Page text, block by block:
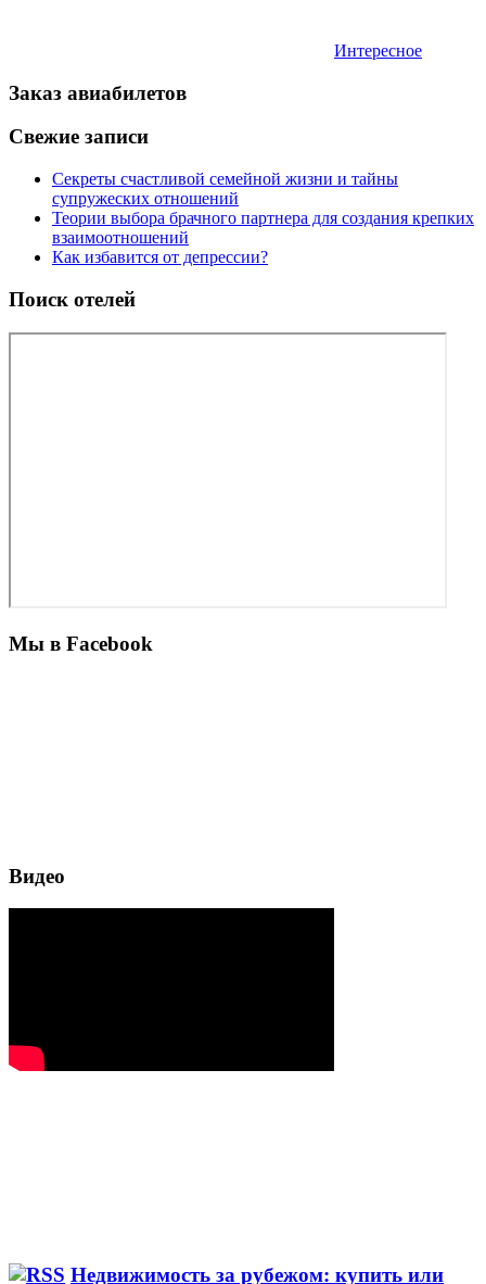
Интересное
Заказ авиабилетов
Свежие записи
Секреты счастливой семейной жизни и тайны
супружеских отношений
Теории выбора брачного партнера для создания крепких
взаимоотношений
Как избавится от депрессии?
Поиск отелей
Мы в Facebook
Видео
Недвижимость за рубежом: купить или